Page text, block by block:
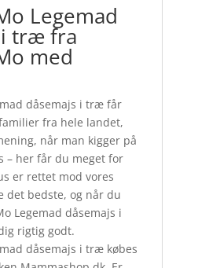
Legemad
i træ fra
med
dåsemajs i træ får
fra hele landet,
når man kigger på
– her får du meget for
er rettet mod vores
det bedste, og når du
Legemad dåsemajs i
rigtig godt.
dåsemajs i træ købes